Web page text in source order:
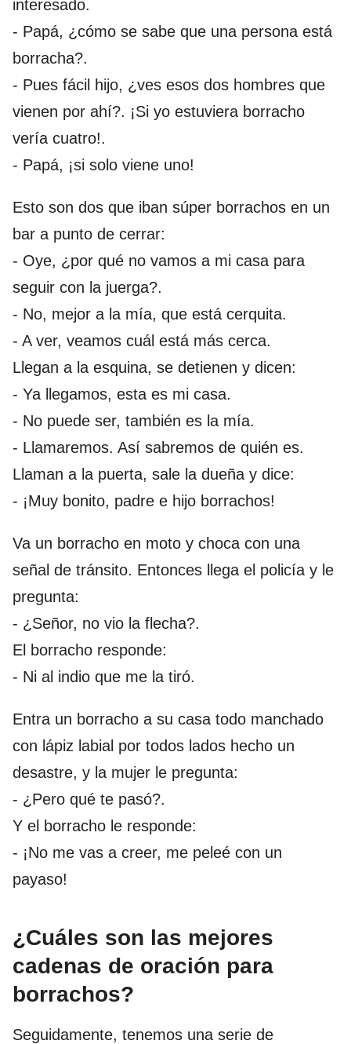
interesado.
- Papá, ¿cómo se sabe que una persona está
borracha?.
- Pues fácil hijo, ¿ves esos dos hombres que
vienen por ahí?. ¡Si yo estuviera borracho
vería cuatro!.
- Papá, ¡si solo viene uno!
Esto son dos que iban súper borrachos en un
bar a punto de cerrar:
- Oye, ¿por qué no vamos a mi casa para
seguir con la juerga?.
- No, mejor a la mía, que está cerquita.
- A ver, veamos cuál está más cerca.
Llegan a la esquina, se detienen y dicen:
- Ya llegamos, esta es mi casa.
- No puede ser, también es la mía.
- Llamaremos. Así sabremos de quién es.
Llaman a la puerta, sale la dueña y dice:
- ¡Muy bonito, padre e hijo borrachos!
Va un borracho en moto y choca con una
señal de tránsito. Entonces llega el policía y le
pregunta:
- ¿Señor, no vio la flecha?.
El borracho responde:
- Ni al indio que me la tiró.
Entra un borracho a su casa todo manchado
con lápiz labial por todos lados hecho un
desastre, y la mujer le pregunta:
- ¿Pero qué te pasó?.
Y el borracho le responde:
- ¡No me vas a creer, me peleé con un
payaso!
¿Cuáles son las mejores
cadenas de oración para
borrachos?
Seguidamente, tenemos una serie de